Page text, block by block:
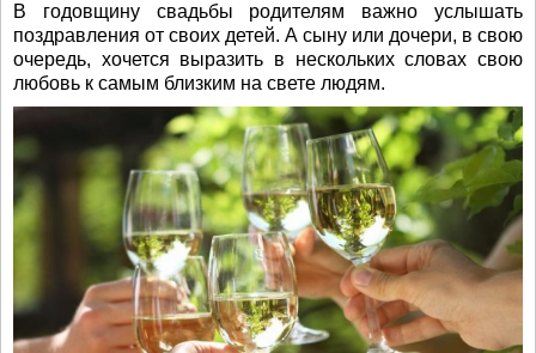
В годовщину свадьбы родителям важно услышать
поздравления от своих детей. А сыну или дочери, в свою
очередь, хочется выразить в нескольких словах свою
любовь к самым близким на свете людям.